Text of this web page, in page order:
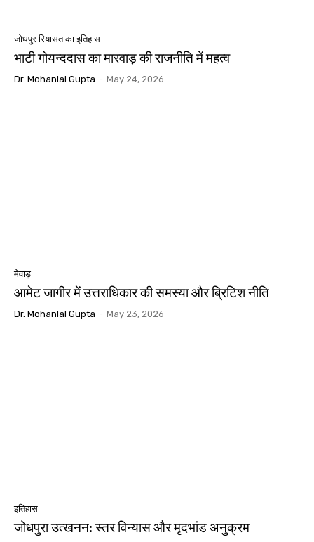
जोधपुर रियासत का इतिहास
भाटी गोयन्ददास का मारवाड़ की राजनीति में महत्व
Dr. Mohanlal Gupta - May 24, 2026
मेवाड़
आमेट जागीर में उत्तराधिकार की समस्या और ब्रिटिश नीति
Dr. Mohanlal Gupta - May 23, 2026
इतिहास
जोधपुरा उत्खनन: स्तर विन्यास और मृदभांड अनुक्रम